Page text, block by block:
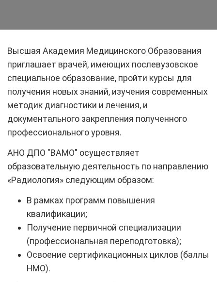
Высшая Академия Медицинского Образования
приглашает врачей, имеющих послевузовское
специальное образование, пройти курсы для
получения новых знаний, изучения современных
методик диагностики и лечения, и
документального закрепления полученного
профессионального уровня.
АНО ДПО "ВАМО" осуществляет
образовательную деятельность по направлению
«Радиология» следующим образом:
В рамках программ повышения
квалификации;
Получение первичной специализации
(профессиональная переподготовка);
Освоение сертификационных циклов (баллы
НМО).